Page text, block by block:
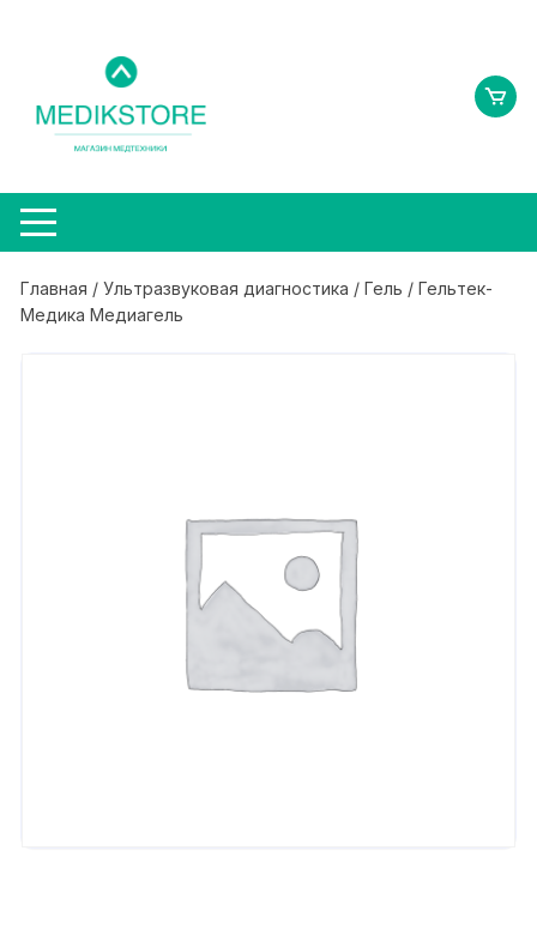
содержимому
Главная /Ультразвуковая диагностика /Гель / Гельтек-
Медика Медиагель